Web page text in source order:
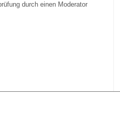
durch einen Moderator